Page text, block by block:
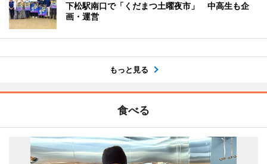
下松駅南口で「くだまつ土曜夜市」 中高生も企
画・運営
もっと見る
食べる